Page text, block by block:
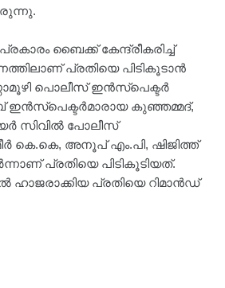
ബൈക്ക് കേന്ദ്രീകരിച്ച്
പ്രതിയെ പിടികൂടാന്‍
പൊലീസ് ഇന്‍സ്‌പെക്ടര്‍
കുഞ്ഞമ്മദ്,
സിവില്‍ പോലീസ്
കെ.കെ, അനൂപ് എം.പി, ഷിജിത്ത്
പ്രതിയെ പിടികൂടിയത്.
ഹാജരാക്കിയ പ്രതിയെ റിമാന്‍ഡ്